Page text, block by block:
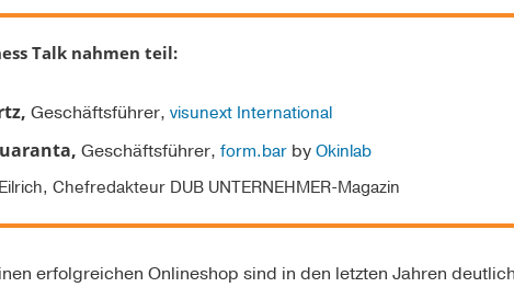
Talk nahmen teil:
Geschäftsführer, visunext International
Geschäftsführer, form.bar by Okinlab
Chefredakteur DUB UNTERNEHMER-Magazin
erfolgreichen Onlineshop sind in den letzten Jahren